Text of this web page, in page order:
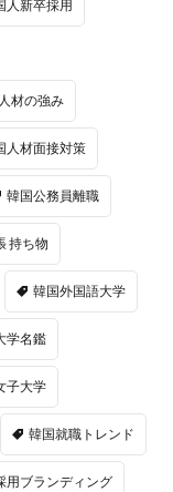
人新卒採用
材の強み
人材面接対策
韓国公務員離職
持ち物
韓国外国語大学
学名鑑
子大学
韓国就職トレンド
用ブランディング